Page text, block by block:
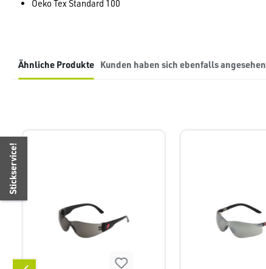
Oeko Tex Standard 100
Ähnliche Produkte Kunden haben sich ebenfalls angesehen
Stickservice!